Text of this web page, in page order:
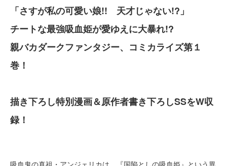
「さすが私の可愛い娘!! 天才じゃない!?」
チートな最強吸血姫が愛ゆえに大暴れ!?
親バカダークファンタジー、コミカライズ第１
巻！
描き下ろし特別漫画＆原作者書き下ろしSSをW収
録！